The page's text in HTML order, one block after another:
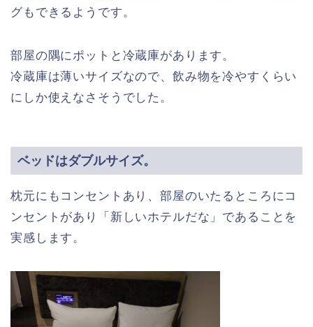
グもできるようです。
部屋の隅にポットと冷蔵庫があります。
冷蔵庫は薄いサイズなので、飲み物を冷やすくらい
にしか使えなさそうでした。
ベッドはダブルサイズ。
枕元にもコンセントあり、部屋のいたるところにコ
ンセントがあり「新しいホテルだな」であることを
実感します。